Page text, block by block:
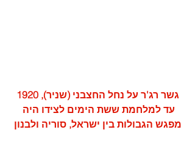
גשר רג'ר על נחל החצבני (שניר), 1920
עד למלחמת ששת הימים לצידו היה
מפגש הגבולות בין ישראל, סוריה ולבנון